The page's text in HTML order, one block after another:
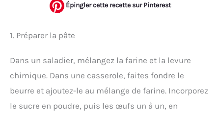
Épingler cette recette sur Pinterest
1. Préparer la pâte
Dans un saladier, mélangez la farine et la levure
chimique. Dans une casserole, faites fondre le
beurre et ajoutez-le au mélange de farine. Incorporez
le sucre en poudre, puis les œufs un à un, en